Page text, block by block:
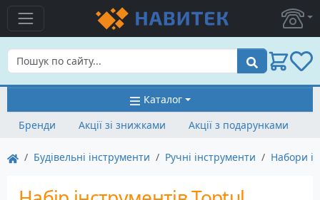
Пошук
Каталог
Бренди
Акції зі знижками Акції з подарунками
Будівельні інструменти Ручні інструменти Набори